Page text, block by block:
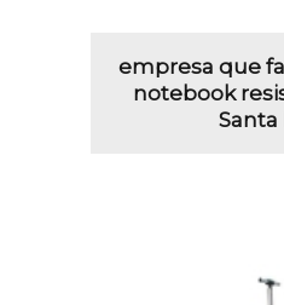
empresa que
notebook
Santa